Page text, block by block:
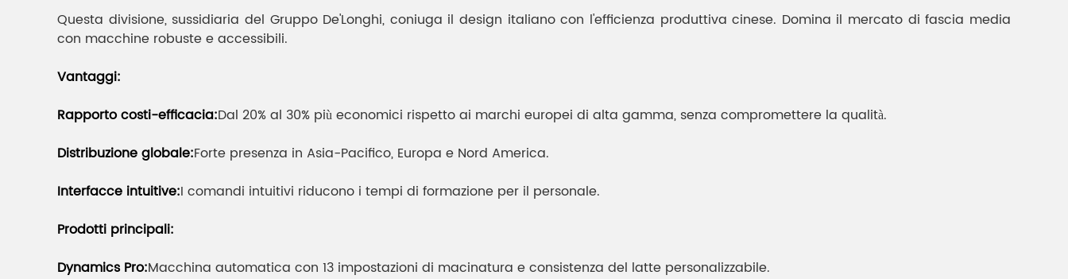
Questa divisione, sussidiaria del Gruppo De'Longhi, coniuga il design italiano con l'efficienza produttiva cinese. Domina il mercato di fascia media
con macchine robuste e accessibili.
Vantaggi:
Rapporto costi-efficacia:Dal 20% al 30% più economici rispetto ai marchi europei di alta gamma, senza compromettere la qualità.
Distribuzione globale:Forte presenza in Asia-Pacifico, Europa e Nord America.
Interfacce intuitive:I comandi intuitivi riducono i tempi di formazione per il personale.
Prodotti principali:
Dynamics Pro:Macchina automatica con 13 impostazioni di macinatura e consistenza del latte personalizzabile.